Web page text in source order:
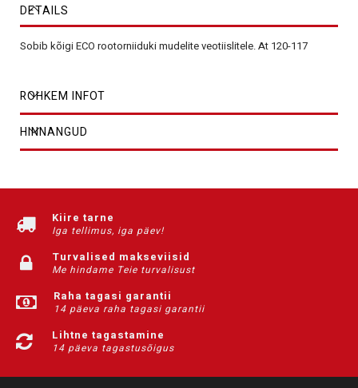
DETAILS
Sobib kõigi ECO rootorniiduki mudelite veotiislitele. At 120-117
ROHKEM INFOT
HINNANGUD
Kiire tarne
Iga tellimus, iga päev!
Turvalised makseviisid
Me hindame Teie turvalisust
Raha tagasi garantii
14 päeva raha tagasi garantii
Lihtne tagastamine
14 päeva tagastusõigus